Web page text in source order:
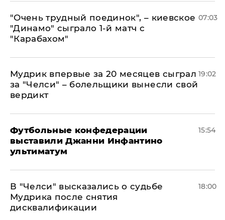
"Очень трудный поединок", – киевское
"Динамо" сыграло 1-й матч с
"Карабахом"
07:03
Мудрик впервые за 20 месяцев сыграл
за "Челси" – болельщики вынесли свой
вердикт
19:02
Футбольные конфедерации
выставили Джанни Инфантино
ультиматум
15:54
В "Челси" высказались о судьбе
Мудрика после снятия
дисквалификации
18:00